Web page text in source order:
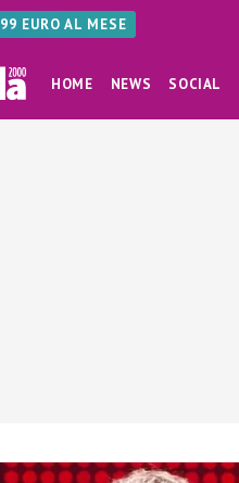
EURO AL MESE
HOME NEWS SOCIAL